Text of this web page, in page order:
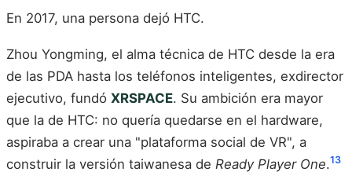
En 2017, una persona dejó HTC.
Zhou Yongming, el alma técnica de HTC desde la era
de las PDA hasta los teléfonos inteligentes, exdirector
ejecutivo, fundó XRSPACE. Su ambición era mayor
que la de HTC: no quería quedarse en el hardware,
aspiraba a crear una "plataforma social de VR", a
construir la versión taiwanesa de Ready Player One.13